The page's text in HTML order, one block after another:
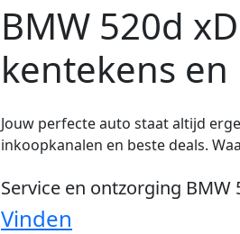
BMW 520d
kentekens
Jouw perfecte auto staat altijd
inkoopkanalen en beste deals.
Service en ontzorging BMW
Vinden